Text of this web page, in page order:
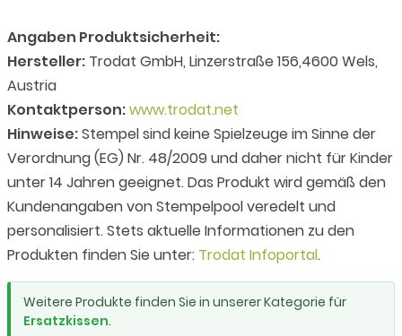
Angaben Produktsicherheit:
Hersteller: Trodat GmbH, Linzerstraße 156,4600 Wels,
Austria
Kontaktperson:www.trodat.net
Hinweise:Stempel sind keine Spielzeuge im Sinne der
Verordnung (EG) Nr. 48/2009 und daher nicht für Kinder
unter 14 Jahren geeignet. Das Produkt wird gemäß den
Kundenangaben von Stempelpool veredelt und
personalisiert. Stets aktuelle Informationen zu den
Produkten finden Sie unter: Trodat Infoportal.
Weitere Produkte finden Sie in unserer Kategorie für
Ersatzkissen.